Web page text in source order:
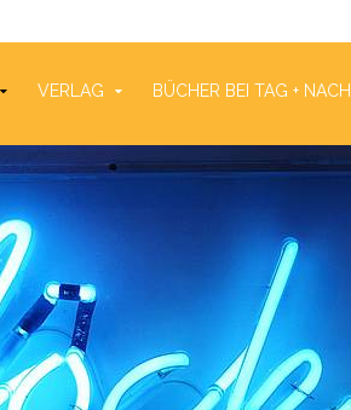
VERLAG BÜCHER BEI TAG +